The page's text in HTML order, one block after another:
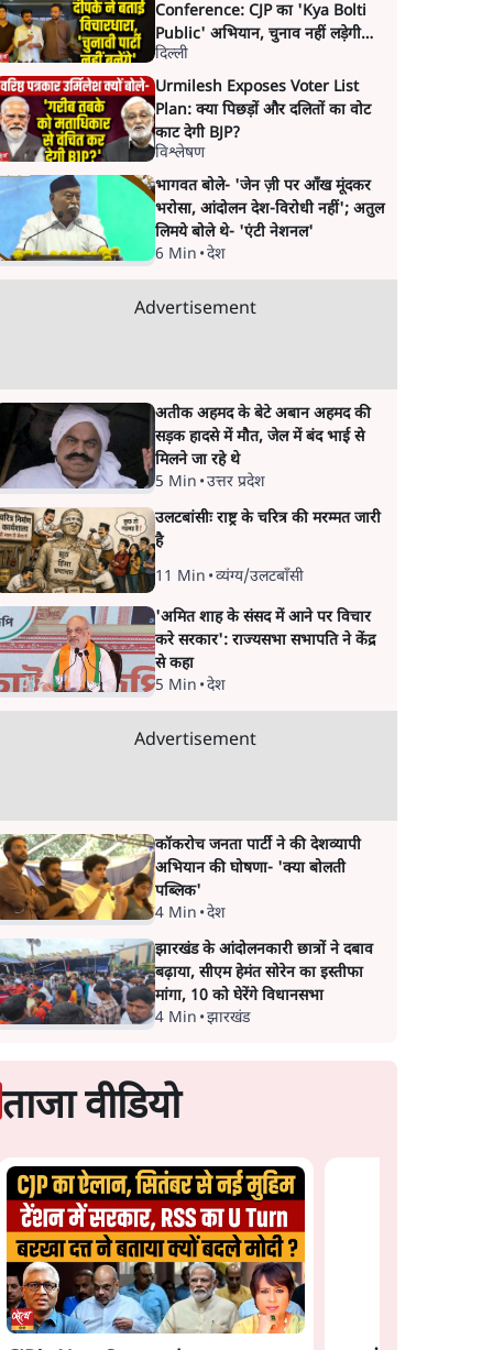
Conference: CJP का 'Kya Bolti
Public' अभियान, चुनाव नहीं लड़ेगी
CJP!
दिल्ली
Urmilesh Exposes Voter List
Plan: क्या पिछड़ों और दलितों का वोट
काट देगी BJP?
विश्लेषण
भागवत बोले- 'जेन ज़ी पर आँख मूंदकर
भरोसा, आंदोलन देश-विरोधी नहीं'; अतुल
लिमये बोले थे- 'एंटी नेशनल'
6 Min •देश
Advertisement
अतीक अहमद के बेटे अबान अहमद की
सड़क हादसे में मौत, जेल में बंद भाई से
मिलने जा रहे थे
5 Min •उत्तर प्रदेश
उलटबांसीः राष्ट्र के चरित्र की मरम्मत जारी
है
11 Min •व्यंग्य/उलटबाँसी
'अमित शाह के संसद में आने पर विचार
करे सरकार': राज्यसभा सभापति ने केंद्र
से कहा
5 Min •देश
Advertisement
कॉकरोच जनता पार्टी ने की देशव्यापी
अभियान की घोषणा- 'क्या बोलती
पब्लिक'
4 Min •देश
झारखंड के आंदोलनकारी छात्रों ने दबाव
बढ़ाया, सीएम हेमंत सोरेन का इस्तीफा
मांगा, 10 को घेरेंगे विधानसभा
4 Min •झारखंड
ताजा वीडियो